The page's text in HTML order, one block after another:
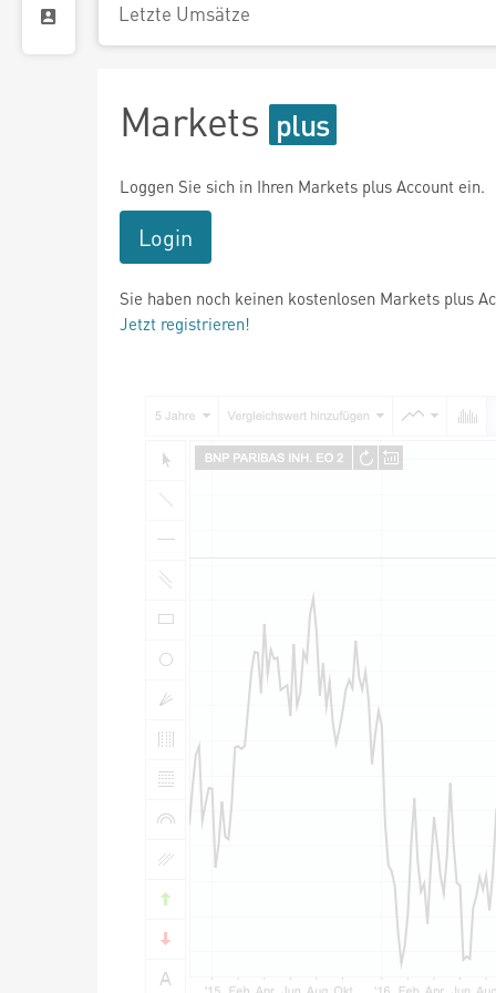
Letzte Umsätze
Markets
Loggen Sie sich in Ihren Markets plus Account ein.
Login
Sie haben noch keinen kostenlosen Markets plus
Jetzt registrieren!